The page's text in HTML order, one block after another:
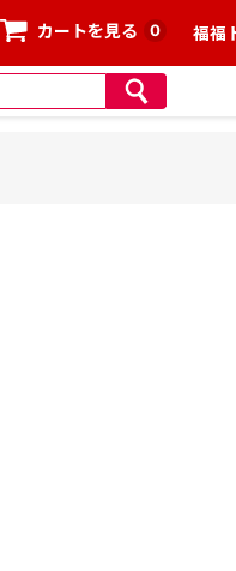
カートを見る 0 福福